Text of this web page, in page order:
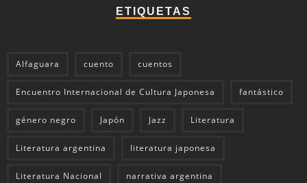
ETIQUETAS
Alfaguara cuento cuentos
Encuentro Internacional de Cultura Japonesa fantástico
género negro Japón Jazz Literatura
Literatura argentina literatura japonesa
Literatura Nacional narrativa argentina